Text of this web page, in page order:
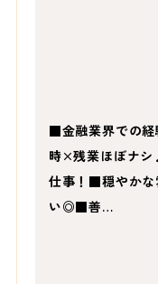
■金融業界での
時×残業ほぼナ
仕事！■穏やかな
い◎■善…